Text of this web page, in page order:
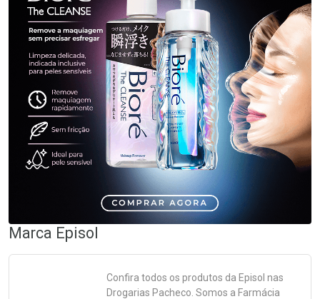
Marca Episol
Confira todos os produtos da Episol nas
Drogarias Pacheco. Somos a Farmácia